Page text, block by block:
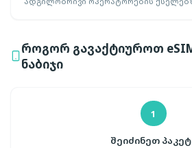
როგორ გავაქტიუროთ
ნაბიჯი
1
შეიძინეთ